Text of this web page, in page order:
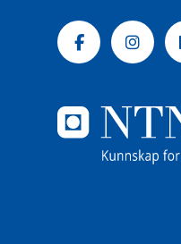
Facebook